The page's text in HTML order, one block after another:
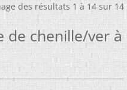
des résultats 1 à 14 sur 14
de chenille/ver à